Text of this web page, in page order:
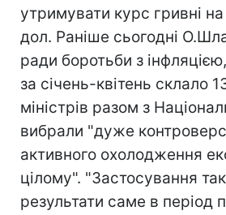
утримувати курс гривні
дол. Раніше сьогодні
ради боротьби з
за січень-квітень склало
міністрів разом з
вибрали "дуже
активного охолодження
цілому". "Застосування
результати саме в період